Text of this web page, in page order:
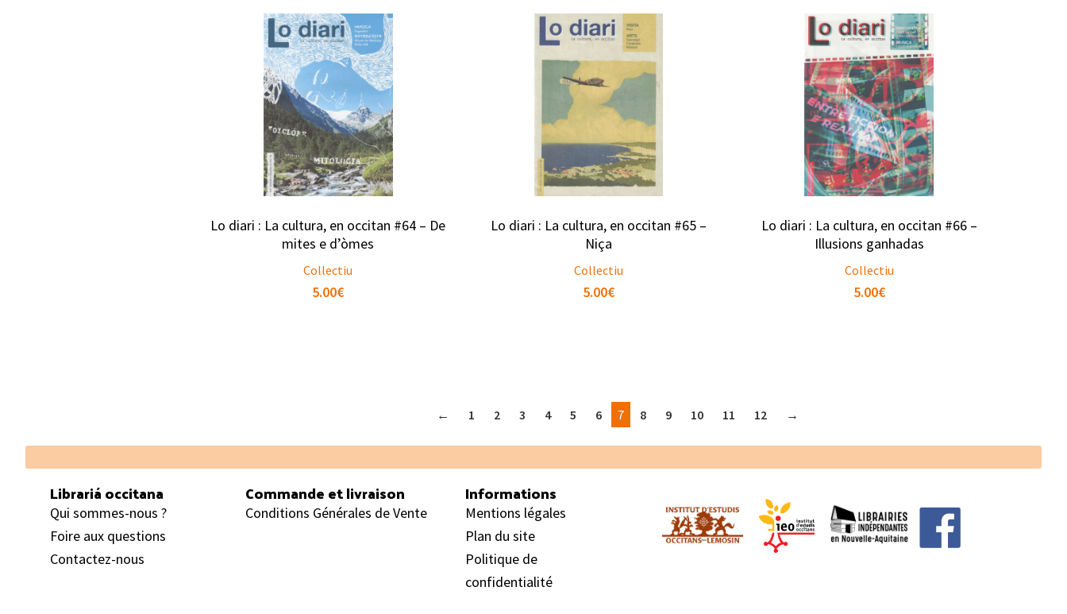
Lo diari : La cultura, en occitan #64 – De
mites e d’òmes
Collectiu
5.00€
Lo diari : La cultura, en occitan #65 –
Niça
Collectiu
5.00€
Lo diari : La cultura, en occitan #66 –
Illusions ganhadas
Collectiu
5.00€
← 1 2 3 4 5 6 7 8 9 10 11 12 →
Footer
Librariá occitana
Qui sommes-nous ?
Foire aux questions
Contactez-nous
Commande et livraison
Conditions Générales de Vente
Informations
Mentions légales
Plan du site
Politique de
confidentialité